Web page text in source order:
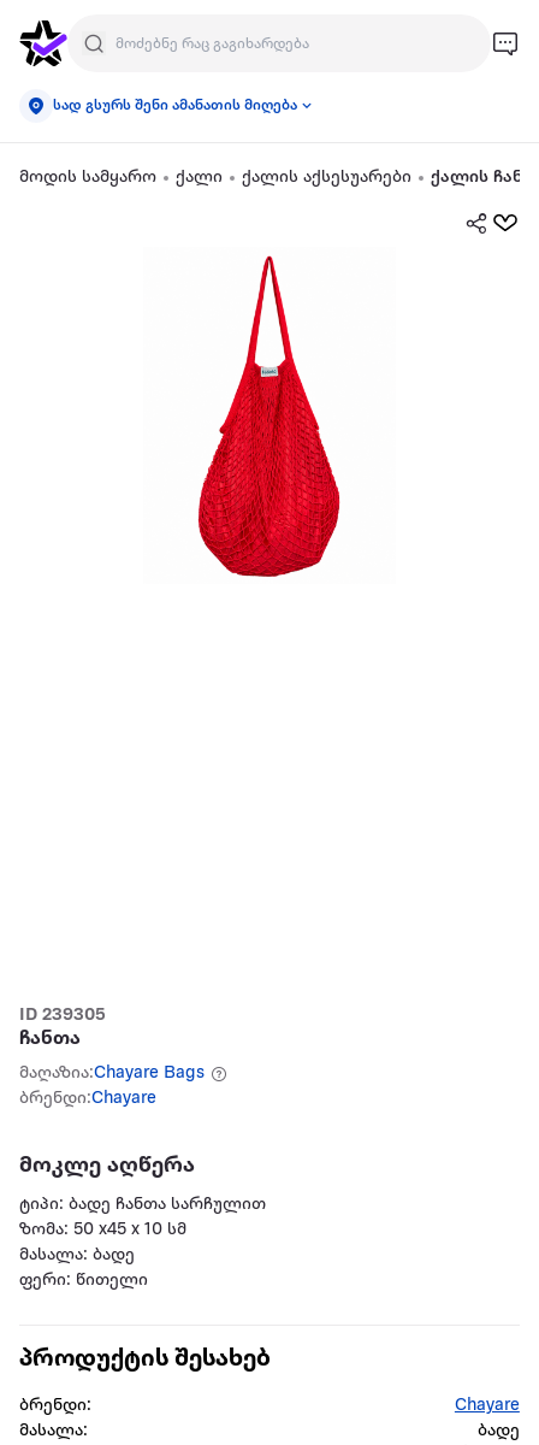
სად გსურს შენი ამანათის მიღება
მოდის სამყარო ქალი ქალის აქსესუარები ქალის
ID 239305
ჩანთა
მაღაზია:Chayare Bags
ბრენდი:Chayare
მოკლე აღწერა
ტიპი: ბადე ჩანთა სარჩულით
ზომა: 50 x45 x 10 სმ
მასალა: ბადე
ფერი: წითელი
პროდუქტის შესახებ
ბრენდი:
Chayare
მასალა:
ბადე